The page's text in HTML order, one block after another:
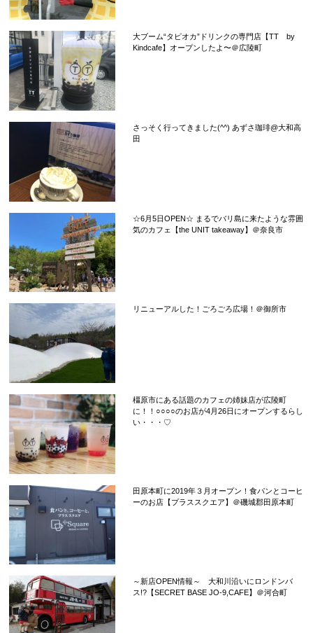
大ブーム“タピオカ”ドリンクの専門店【TT by
Kindcafe】オープンしたよ〜＠広陵町
さっそく行ってきました(^^) あずさ珈琲@大和高
田
☆6月5日OPEN☆ まるでバリ島に来たような雰囲
気のカフェ【the UNIT takeaway】＠奈良市
リニューアルした！ごろごろ広場！＠御所市
橿原市にある話題のカフェの姉妹店が広陵町
に！！○○○○のお店が4月26日にオープンするらし
い・・・♡
田原本町に2019年３月オープン！食パンとコーヒ
ーのお店【プラススクエア】＠磯城郡田原本町
～新店OPEN情報～ 大和川沿いにロンドンバ
ス!?【SECRET BASE JO-9,CAFE】＠河合町